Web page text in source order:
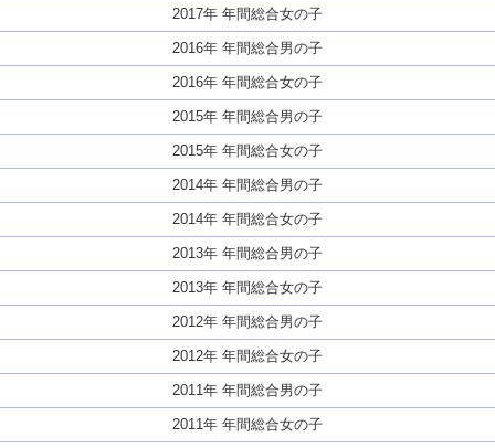
2017年 年間総合女の子
2016年 年間総合男の子
2016年 年間総合女の子
2015年 年間総合男の子
2015年 年間総合女の子
2014年 年間総合男の子
2014年 年間総合女の子
2013年 年間総合男の子
2013年 年間総合女の子
2012年 年間総合男の子
2012年 年間総合女の子
2011年 年間総合男の子
2011年 年間総合女の子